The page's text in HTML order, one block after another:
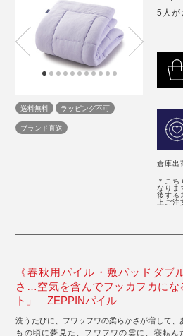
送料無料
ラッピング不可
ブランド直送
5人が
倉庫出
＊こ
なりま
後する
上ご注
《春秋用パイル・敷パッドダブ
さ…空気を含んでフッカフカにな
ト」｜ZEPPINパイル
洗うたびに、フワッフワの柔らかさが増して
もの頃に夢見た、フワフワの雲に、寝転